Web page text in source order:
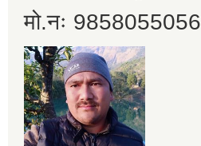
मो.नः 9858055056